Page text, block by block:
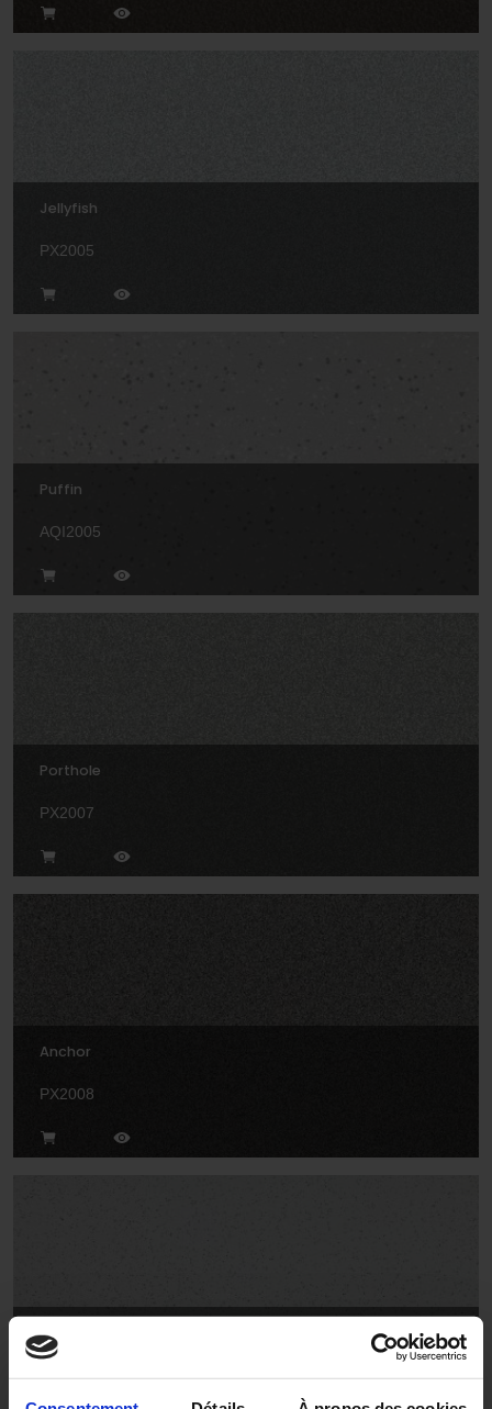
Jellyfish
PX2005
Puffin
AQI2005
Porthole
PX2007
Anchor
PX2008
Cygnet
AQ2004